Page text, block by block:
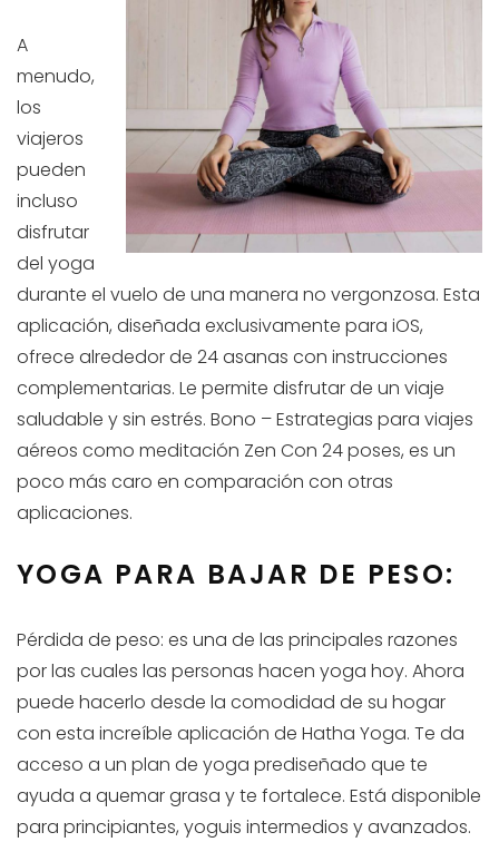
A
menudo,
los
viajeros
pueden
incluso
disfrutar
del yoga
durante el vuelo de una manera no vergonzosa. Esta
aplicación, diseñada exclusivamente para iOS,
ofrece alrededor de 24 asanas con instrucciones
complementarias. Le permite disfrutar de un viaje
saludable y sin estrés. Bono – Estrategias para viajes
aéreos como meditación Zen Con 24 poses, es un
poco más caro en comparación con otras
aplicaciones.
YOGA PARA BAJAR DE PESO:
Pérdida de peso: es una de las principales razones
por las cuales las personas hacen yoga hoy. Ahora
puede hacerlo desde la comodidad de su hogar
con esta increíble aplicación de Hatha Yoga. Te da
acceso a un plan de yoga prediseñado que te
ayuda a quemar grasa y te fortalece. Está disponible
para principiantes, yoguis intermedios y avanzados.